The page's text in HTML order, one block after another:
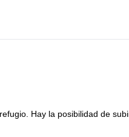
Hay la posibilidad de